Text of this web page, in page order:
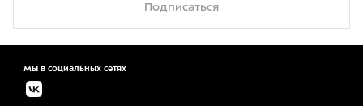
Подписаться
Мы в социальных сетях